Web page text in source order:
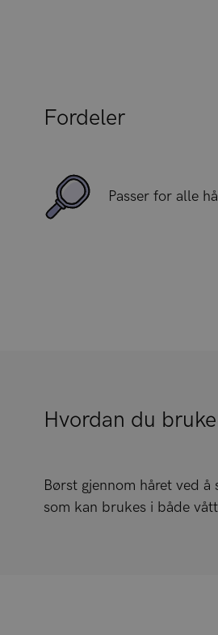
Fordeler
Passer for alle
Hvordan du
Børst gjennom håret ved
som kan brukes i både